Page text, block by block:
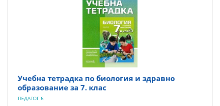
Учебна тетрадка по биология и здравно
образование за 7. клас
ПЕДАГОГ 6